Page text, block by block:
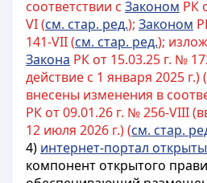
соответствии с Законом РК
VI (см. стар. ред.); Законом
141-VII (см. стар. ред.);
Закона РК от 15.03.25 г. №
действие с 1 января 2025 г.) (
внесены изменения в
РК от 09.01.26 г. № 256-VIII
12 июля 2026 г.) (см. стар.
4) интернет-портал
компонент открытого